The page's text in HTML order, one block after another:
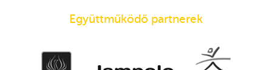
Együttműködő partnerek